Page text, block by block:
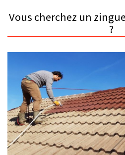
Vous cherchez un
?